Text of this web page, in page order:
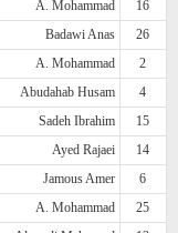
A. Mohammad
16
Badawi Anas
26
A. Mohammad
2
Abudahab Husam
4
Sadeh Ibrahim
15
Ayed Rajaei
14
Jamous Amer
6
A. Mohammad
25